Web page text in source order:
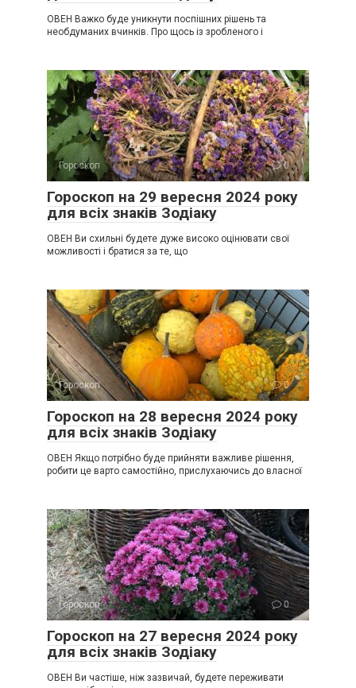
ОВЕН Важко буде уникнути поспішних рішень та
необдуманих вчинків. Про щось із зробленого і
Гороскоп 0
Гороскоп на 29 вересня 2024 року
для всіх знаків Зодіаку
ОВЕН Ви схильні будете дуже високо оцінювати свої
можливості і братися за те, що
Гороскоп 0
Гороскоп на 28 вересня 2024 року
для всіх знаків Зодіаку
ОВЕН Якщо потрібно буде прийняти важливе рішення,
робити це варто самостійно, прислухаючись до власної
Гороскоп 0
Гороскоп на 27 вересня 2024 року
для всіх знаків Зодіаку
ОВЕН Ви частіше, ніж зазвичай, будете переживати